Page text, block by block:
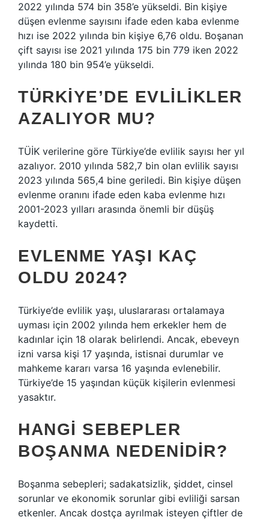
2022 yılında 574 bin 358’e yükseldi. Bin kişiye
düşen evlenme sayısını ifade eden kaba evlenme
hızı ise 2022 yılında bin kişiye 6,76 oldu. Boşanan
çift sayısı ise 2021 yılında 175 bin 779 iken 2022
yılında 180 bin 954’e yükseldi.
TÜRKIYE’DE EVLILIKLER
AZALIYOR MU?
TÜİK verilerine göre Türkiye’de evlilik sayısı her yıl
azalıyor. 2010 yılında 582,7 bin olan evlilik sayısı
2023 yılında 565,4 bine geriledi. Bin kişiye düşen
evlenme oranını ifade eden kaba evlenme hızı
2001-2023 yılları arasında önemli bir düşüş
kaydetti.
EVLENME YAŞI KAÇ
OLDU 2024?
Türkiye’de evlilik yaşı, uluslararası ortalamaya
uyması için 2002 yılında hem erkekler hem de
kadınlar için 18 olarak belirlendi. Ancak, ebeveyn
izni varsa kişi 17 yaşında, istisnai durumlar ve
mahkeme kararı varsa 16 yaşında evlenebilir.
Türkiye’de 15 yaşından küçük kişilerin evlenmesi
yasaktır.
HANGI SEBEPLER
BOŞANMA NEDENIDIR?
Boşanma sebepleri; sadakatsizlik, şiddet, cinsel
sorunlar ve ekonomik sorunlar gibi evliliği sarsan
etkenler. Ancak dostça ayrılmak isteyen çiftler de